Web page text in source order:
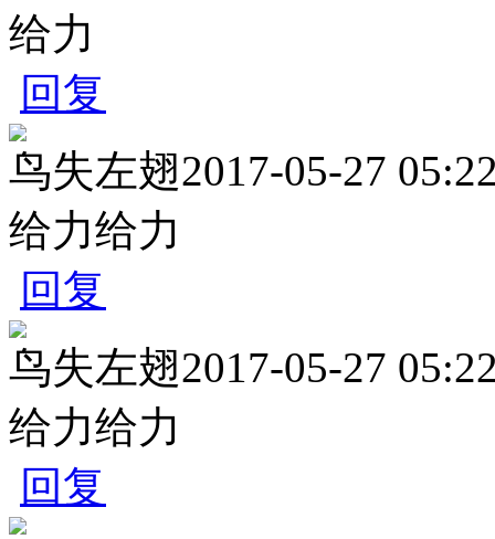
给力
回复
鸟失左翅2017-05-27
给力给力
回复
鸟失左翅2017-05-27
给力给力
回复